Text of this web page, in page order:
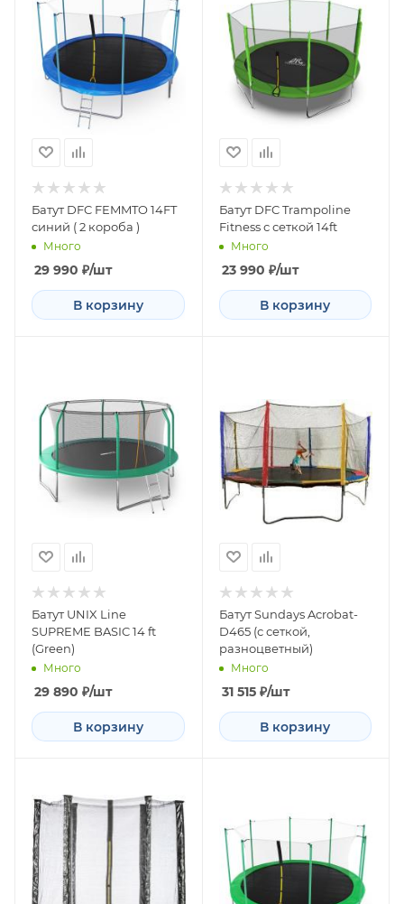
Батут DFC FEMMTO 14FT
синий ( 2 короба )
Много
29 990 ₽/шт
В корзину
Батут DFC Trampoline
Fitness с сеткой 14ft
Много
23 990 ₽/шт
В корзину
Батут UNIX Line
SUPREME BASIC 14 ft
(Green)
Много
29 890 ₽/шт
В корзину
Батут Sundays Acrobat-
D465 (с сеткой,
разноцветный)
Много
31 515₽/шт
В корзину